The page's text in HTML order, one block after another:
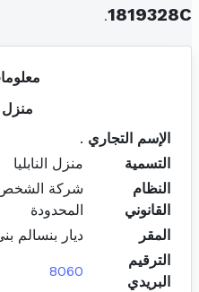
1819328C
.
منزل
الإسم التجاري .
التسمية
منزل النابليا
النظام
القانوني
شركة الشخص
المحدودة
المقر
ديار بنسالم
الترقيم
البريدي
8060